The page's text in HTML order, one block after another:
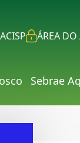
ÁREA
Sebrae